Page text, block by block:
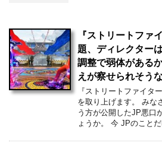
『ストリートファ
題、ディレクター
調整で弱体がある
えが察せられそう
『ストリートファイタ
を取り上げます。 みな
う方が公開したJP悪口
ょうか。 今 JPのこと